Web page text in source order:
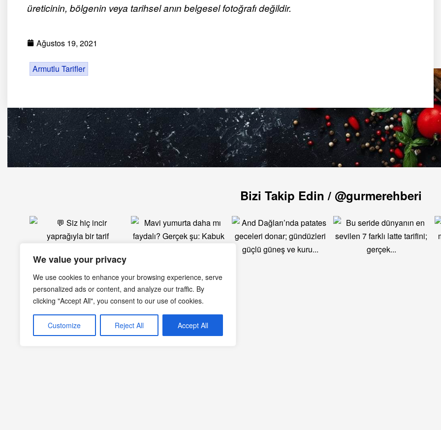
We value your privacy
We use cookies to enhance your browsing experience, serve
personalized ads or content, and analyze our traffic. By
clicking "Accept All", you consent to our use of cookies.
Customize Reject All Accept All
üreticinin, bölgenin veya tarihsel anın belgesel fotoğrafı değildir.
Ağustos 19, 2021
Armutlu Tarifler
Bizi Takip Edin / @gurmerehberi